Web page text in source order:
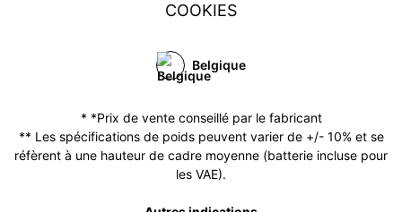
COOKIES
Belgique
* *Prix de vente conseillé par le fabricant
** Les spécifications de poids peuvent varier de +/- 10% et se
réfèrent à une hauteur de cadre moyenne (batterie incluse pour
les VAE).